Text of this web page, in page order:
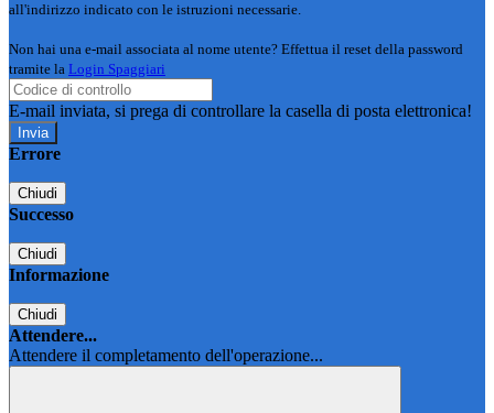
all'indirizzo indicato con le istruzioni necessarie.
Non hai una e-mail associata al nome utente? Effettua il reset della password
tramite la Login Spaggiari
E-mail inviata, si prega di controllare la casella di posta elettronica!
Errore
Chiudi
Successo
Chiudi
Informazione
Chiudi
Attendere...
Attendere il completamento dell'operazione...